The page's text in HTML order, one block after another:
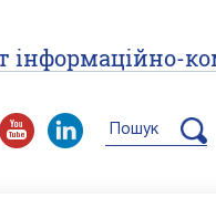
Пошук